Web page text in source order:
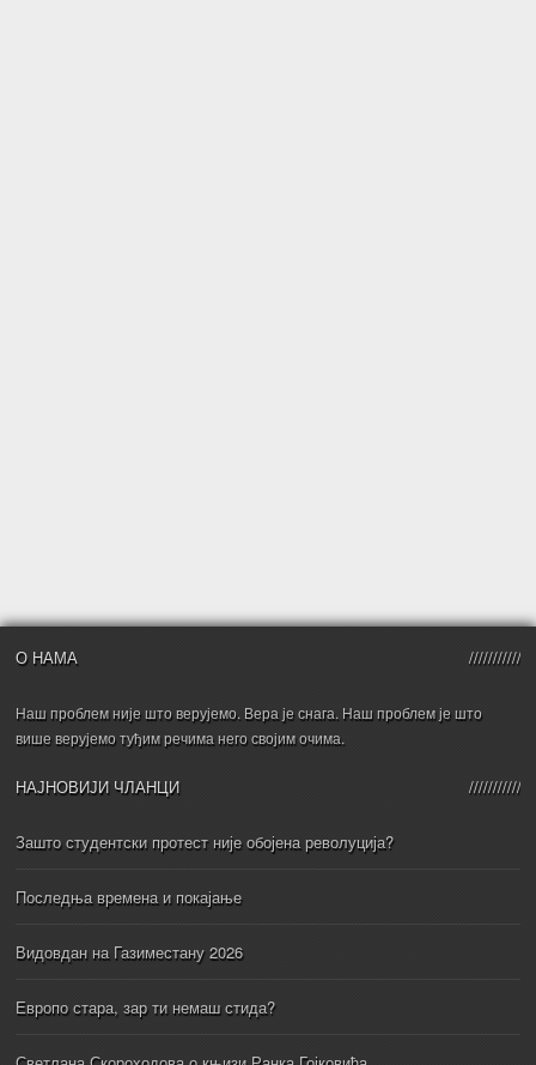
О НАМА
Наш проблем није што верујемо. Вера је снага. Наш проблем је што
више верујемо туђим речима него својим очима.
НАЈНОВИЈИ ЧЛАНЦИ
Зашто студентски протест није обојена револуција?
Последња времена и покајање
Видовдан на Газиместану 2026
Европо стара, зар ти немаш стида?